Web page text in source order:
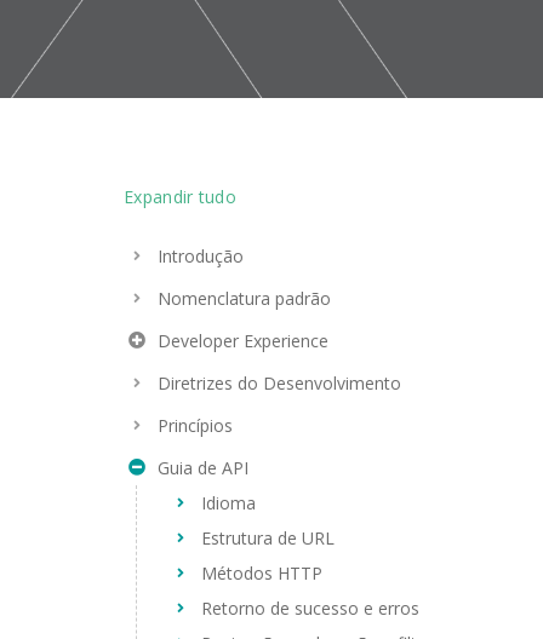
Expandir tudo
Introdução
Nomenclatura padrão
Developer Experience
Diretrizes do Desenvolvimento
Princípios
Guia de API
Idioma
Estrutura de URL
Métodos HTTP
Retorno de sucesso e erros